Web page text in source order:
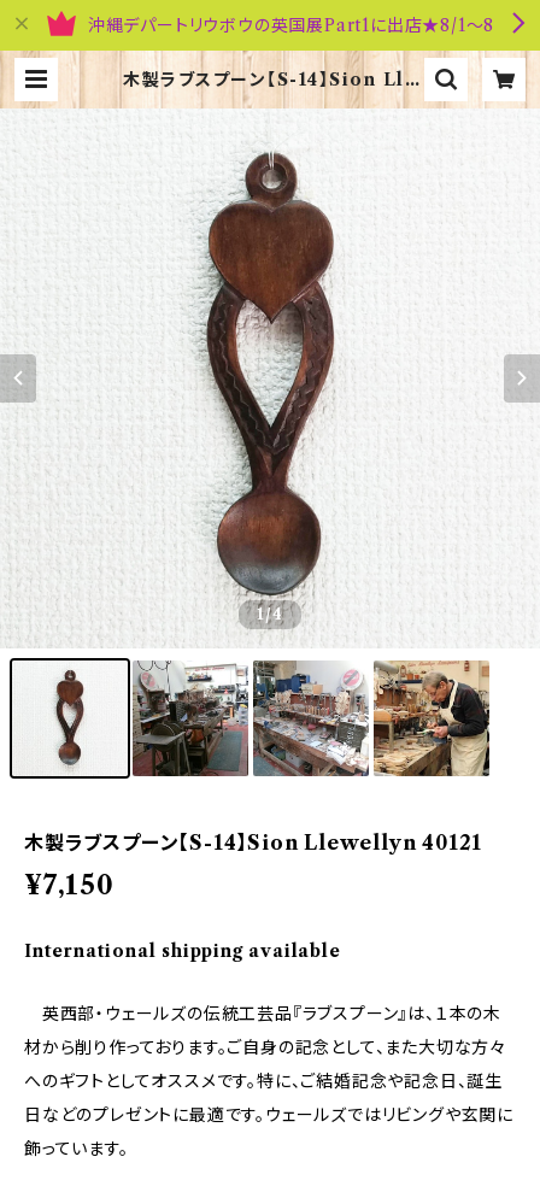
沖縄デパートリウボウの英国展Part1に出店★8/1～8
木製ラブスプーン【S-14】Sion Lle
wellyn 40121 | 英国雑貨専門店ブ
リティッシュ・ライフ
1/4
木製ラブスプーン【S-14】Sion Llewellyn 40121
¥7,150
International shipping available
英西部・ウェールズの伝統工芸品『ラブスプーン』は、１本の木
材から削り作っております。ご自身の記念として、また大切な方々
へのギフトとしてオススメです。特に、ご結婚記念や記念日、誕生
日などのプレゼントに最適です。ウェールズではリビングや玄関に
飾っています。